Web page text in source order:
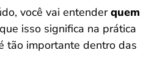
você vai entenderquem
isso significa na prática
tão importante dentro das